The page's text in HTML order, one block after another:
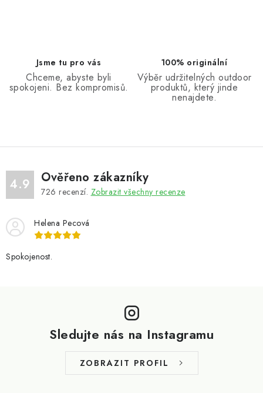
Jsme tu pro vás
Chceme, abyste byli
spokojeni. Bez kompromisů.
100% originální
Výběr udržitelných outdoor
produktů, který jinde
nenajdete.
4.9 Ověřeno zákazníky
726 recenzí. Zobrazit všechny recenze
Helena Pecová
Spokojenost.
Sledujte nás na Instagramu
ZOBRAZIT PROFIL